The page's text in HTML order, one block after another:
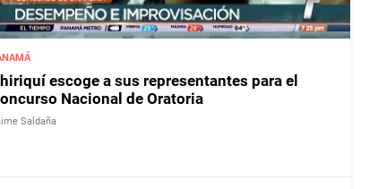
escoge a sus representantes para el
Nacional de Oratoria
Saldaña